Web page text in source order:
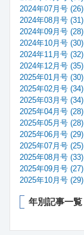
2024年07月号 (26)
2024年08月号 (31)
2024年09月号 (28)
2024年10月号 (30)
2024年11月号 (32)
2024年12月号 (35)
2025年01月号 (30)
2025年02月号 (34)
2025年03月号 (34)
2025年04月号 (28)
2025年05月号 (28)
2025年06月号 (29)
2025年07月号 (25)
2025年08月号 (33)
2025年09月号 (27)
2025年10月号 (29)
年別記事一覧